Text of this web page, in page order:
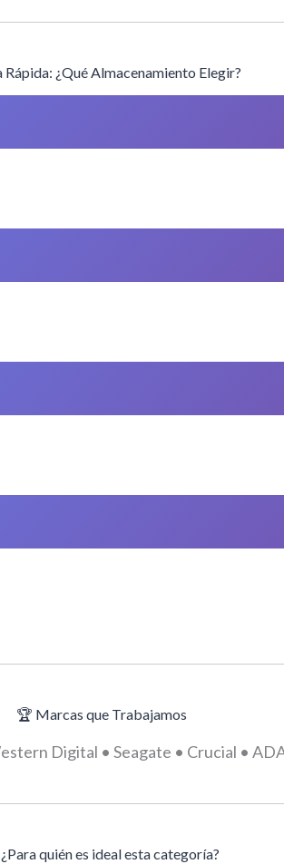
Rápida: ¿Qué Almacenamiento Elegir?
🏆 Marcas que Trabajamos
Digital • Seagate • Crucial •
quién es ideal esta categoría?